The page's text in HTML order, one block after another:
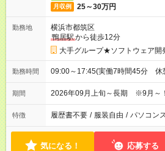
月収例 25～30万円
勤務地
横浜市都筑区
鴨居駅から徒歩12分
大手グループ★ソフトウェア開
勤務時間 09:00～17:45(実働7時間45分 休
期間 2026年09月上旬～長期 ※9月～！
特徴 履歴書不要 / 服装自由 / パソコン
気になる！ 応募する